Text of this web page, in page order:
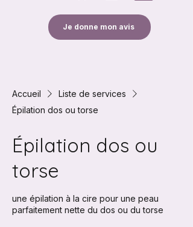
Je donne mon avis
Accueil
Liste de services
Épilation dos ou torse
Épilation dos ou
torse
une épilation à la cire pour une peau
parfaitement nette du dos ou du torse